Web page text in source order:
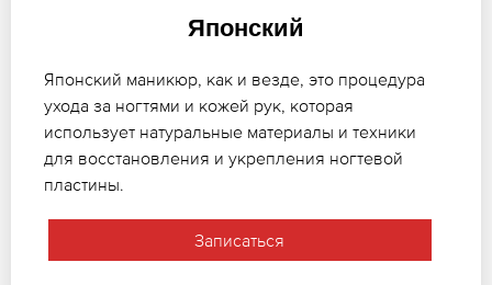
Японский
Японский маникюр, как и везде, это процедура
ухода за ногтями и кожей рук, которая
использует натуральные материалы и техники
для восстановления и укрепления ногтевой
пластины.
Записаться